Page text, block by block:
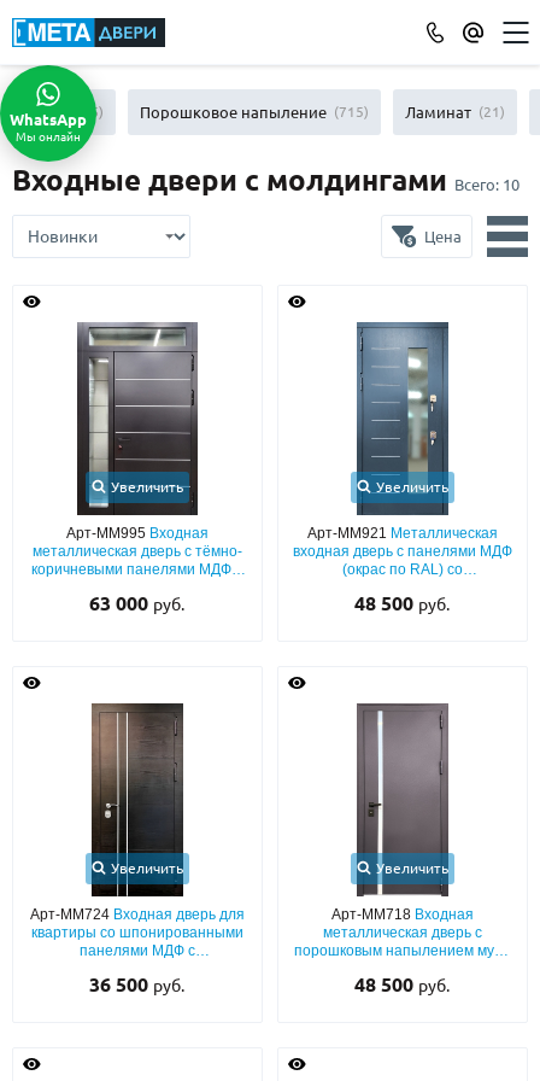
КАТАЛОГ ДВЕРЕЙ
ПО ОТДЕЛКЕ
МДФ(865)
Порошковое напыление
Ламинат(21)
МДФ наборный(58)
МДФ шпон(119)
С зеркалом(13)
С выдавленным рисунком
С металлобагетом
(108)
С геометрическим рисунком
С реечным дизайном (29)
ПО НАЗНАЧЕНИЮ
ПО КОНСТРУКЦИИ
Популярные двери
Двери со скидкой
ДВЕРИ С ТЕРМОРАЗРЫВОМ
ГАЛЕРЕЯ
МДФ (865) Порошковое напыление (715) Ламинат (21)
Входные двери с молдингами Всего: 10
Цена
Увеличить
Арт-ММ995 Входная
металлическая дверь с тёмно-
коричневыми панелями МДФ с
неподвижными расширениями
63 000 руб.
Увеличить
Арт-ММ921 Металлическая
входная дверь с панелями МДФ
(окрас по RAL) со
хромированными вставками
48 500 руб.
Увеличить
Арт-ММ724 Входная дверь для
квартиры со шпонированными
панелями МДФ с
36 500 руб.
Увеличить
Арт-ММ718 Входная
металлическая дверь с
порошковым напылением муар
полоской
48 500 руб.
WhatsApp
Мы онлайн